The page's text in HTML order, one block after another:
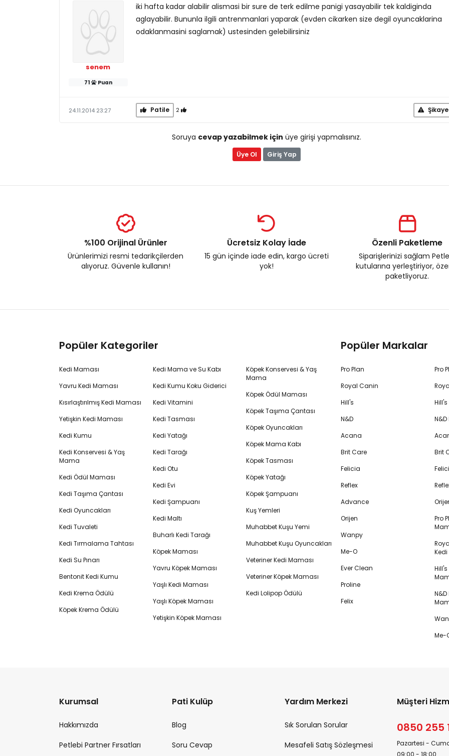
senem
71 Puan
iki hafta kadar alabilir alismasi bir sure de terk edilme panigi yasayabilir tek kaldiginda
aglayabilir. Bununla ilgili antrenmanlari yaparak (evden cikarken size degil oyuncaklarina
odaklanmasini saglamak) ustesinden gelebilirsiniz
24.11.2014 23:27 Patile 2
Soruya cevap yazabilmek için üye girişi yapmalısınız.
Üye Ol Giriş Yap
%100 Orijinal Ürünler
Ürünlerimizi resmi tedarikçilerden
alıyoruz. Güvenle kullanın!
Ücretsiz Kolay İade
15 gün içinde iade edin, kargo ücreti
yok!
Özenli Paketleme
Siparişlerinizi sağlam
kutularına yerleştiriyor,
paketliyoruz.
Popüler Kategoriler
Kedi Maması
Yavru Kedi Maması
Kısırlaştırılmış Kedi Maması
Yetişkin Kedi Maması
Kedi Kumu
Kedi Konservesi & Yaş
Mama
Kedi Ödül Maması
Kedi Taşıma Çantası
Kedi Oyuncakları
Kedi Tuvaleti
Kedi Tırmalama Tahtası
Kedi Su Pınarı
Bentonit Kedi Kumu
Kedi Krema Ödülü
Köpek Krema Ödülü
Kedi Mama ve Su Kabı
Kedi Kumu Koku Giderici
Kedi Vitamini
Kedi Tasması
Kedi Yatağı
Kedi Tarağı
Kedi Otu
Kedi Evi
Kedi Şampuanı
Kedi Maltı
Buharlı Kedi Tarağı
Köpek Maması
Yavru Köpek Maması
Yaşlı Kedi Maması
Yaşlı Köpek Maması
Yetişkin Köpek Maması
Köpek Konservesi & Yaş
Mama
Köpek Ödül Maması
Köpek Taşıma Çantası
Köpek Oyuncakları
Köpek Mama Kabı
Köpek Tasması
Köpek Yatağı
Köpek Şampuanı
Kuş Yemleri
Muhabbet Kuşu Yemi
Muhabbet Kuşu Oyuncakları
Veteriner Kedi Maması
Veteriner Köpek Maması
Kedi Lolipop Ödülü
Popüler Markalar
Pro Plan
Royal Canin
Hill's
N&D
Acana
Brit Care
Felicia
Reflex
Advance
Orijen
Wanpy
Me-O
Ever Clean
Proline
Felix
Pro
Brit
Pro
Hill's
N&D
Me-
Kurumsal
Hakkımızda
Petlebi Partner Fırsatları
Pati Kulüp
Blog
Soru Cevap
Yardım Merkezi
Sık Sorulan Sorular
Mesafeli Satış Sözleşmesi
Müşteri
0850 255
Pazartesi -
09:00 - 18:00